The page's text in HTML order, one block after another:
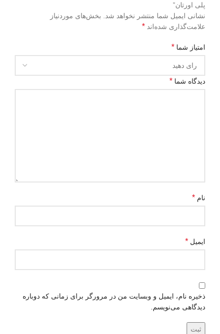
پلی اورتان”
نشانی ایمیل شما منتشر نخواهد شد.
بخش‌های موردنیاز
علامت‌گذاری شده‌اند *
امتیاز شما *
دیدگاه شما *
نام *
ایمیل *
ذخیره نام، ایمیل و وبسایت من در مرورگر برای زمانی که دوباره
دیدگاهی می‌نویسم.